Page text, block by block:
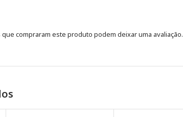
compraram este produto podem deixar uma avaliação.